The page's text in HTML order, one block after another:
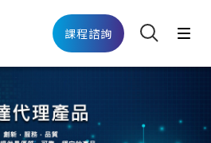
課程諮詢